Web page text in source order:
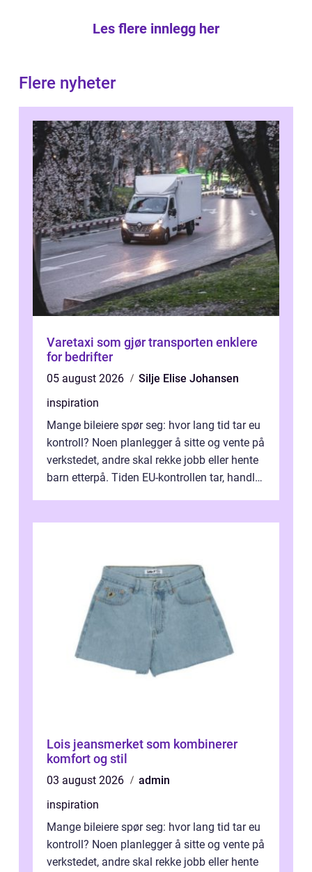
Les flere innlegg her
Flere nyheter
Varetaxi som gjør transporten enklere
for bedrifter
05 august 2026
Silje Elise Johansen
inspiration
Mange bileiere spør seg: hvor lang tid tar eu
kontroll? Noen planlegger å sitte og vente på
verkstedet, andre skal rekke jobb eller hente
barn etterpå. Tiden EU-kontrollen tar, handler
Lois jeansmerket som kombinerer
komfort og stil
03 august 2026
admin
inspiration
Mange bileiere spør seg: hvor lang tid tar eu
kontroll? Noen planlegger å sitte og vente på
verkstedet, andre skal rekke jobb eller hente